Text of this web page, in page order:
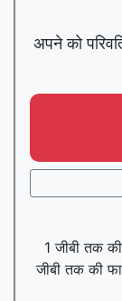
अपने को
1 जीबी तक
जीबी तक की